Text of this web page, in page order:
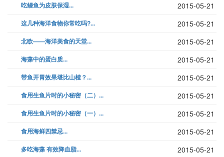
吃鳗鱼为皮肤保湿... 2015-05-21
这几种海洋食物你常吃吗?... 2015-05-21
北欧——海洋美食的天堂... 2015-05-21
海藻中的蛋白质... 2015-05-21
带鱼开胃效果堪比山楂？... 2015-05-21
食用生鱼片时的小秘密（二）... 2015-05-21
食用生鱼片时的小秘密（一）... 2015-05-21
食用海鲜四禁忌... 2015-05-21
多吃海藻 有效降血脂... 2015-05-21